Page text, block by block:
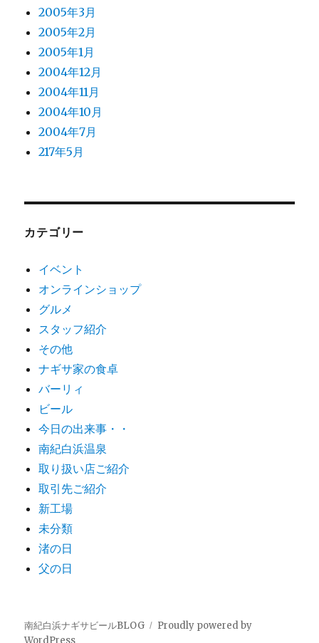
2005年3月
2005年2月
2005年1月
2004年12月
2004年11月
2004年10月
2004年7月
217年5月
カテゴリー
イベント
オンラインショップ
グルメ
スタッフ紹介
その他
ナギサ家の食卓
バーリィ
ビール
今日の出来事・・
南紀白浜温泉
取り扱い店ご紹介
取引先ご紹介
新工場
未分類
渚の日
父の日
南紀白浜ナギサビールBLOG
Proudly powered by
WordPress